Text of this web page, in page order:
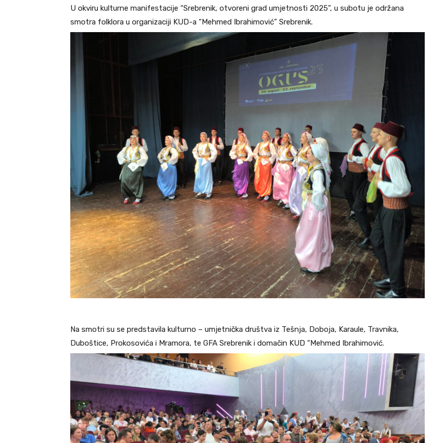
U okviru kulturne manifestacije “Srebrenik, otvoreni grad umjetnosti 2025”, u subotu je održana
smotra folklora u organizaciji KUD-a “Mehmed Ibrahimović” Srebrenik.
Na smotri su se predstavila kulturno – umjetnička društva iz Tešnja, Doboja, Karaule, Travnika,
Duboštice, Prokosovića i Mramora, te GFA Srebrenik i domačin KUD “Mehmed Ibrahimović.